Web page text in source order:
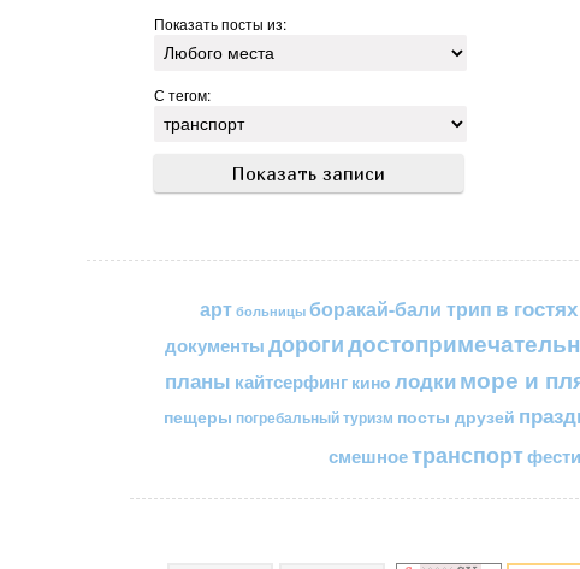
Показать посты из:
С тегом:
арт больницы боракай-бали трип в гостях
документыдороги
планы кайтсерфинг кино лодкиморе и
пещеры погребальный туризм посты друзей
смешноетранспорт